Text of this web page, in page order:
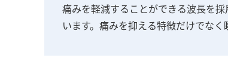
痛みを軽減することができる波長を
います。痛みを抑える特徴だけでなく